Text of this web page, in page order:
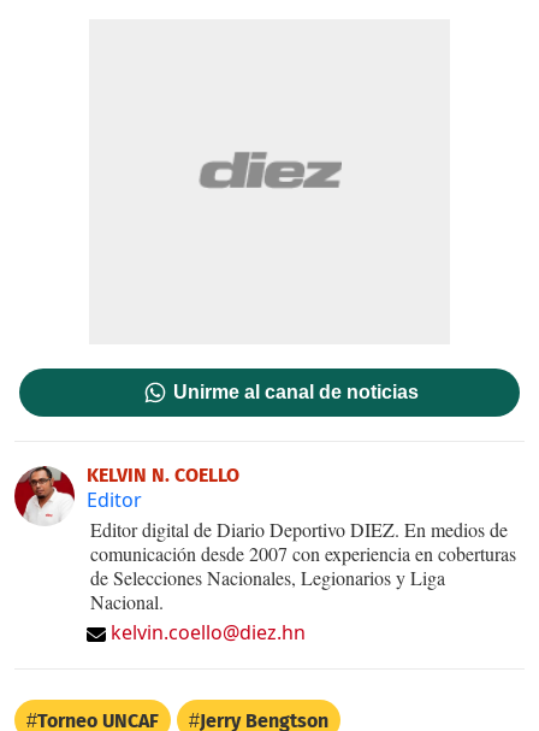
Unirme al canal de noticias
KELVIN N. COELLO
Editor
Editor digital de Diario Deportivo DIEZ. En medios de
comunicación desde 2007 con experiencia en coberturas
de Selecciones Nacionales, Legionarios y Liga
Nacional.
kelvin.coello@diez.hn
Torneo UNCAF Jerry Bengtson